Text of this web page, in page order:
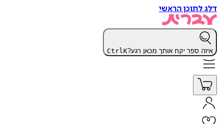
דלג לתוכן הראשי
איזה ספר יקח אותך מכאן רגע? CtrlK